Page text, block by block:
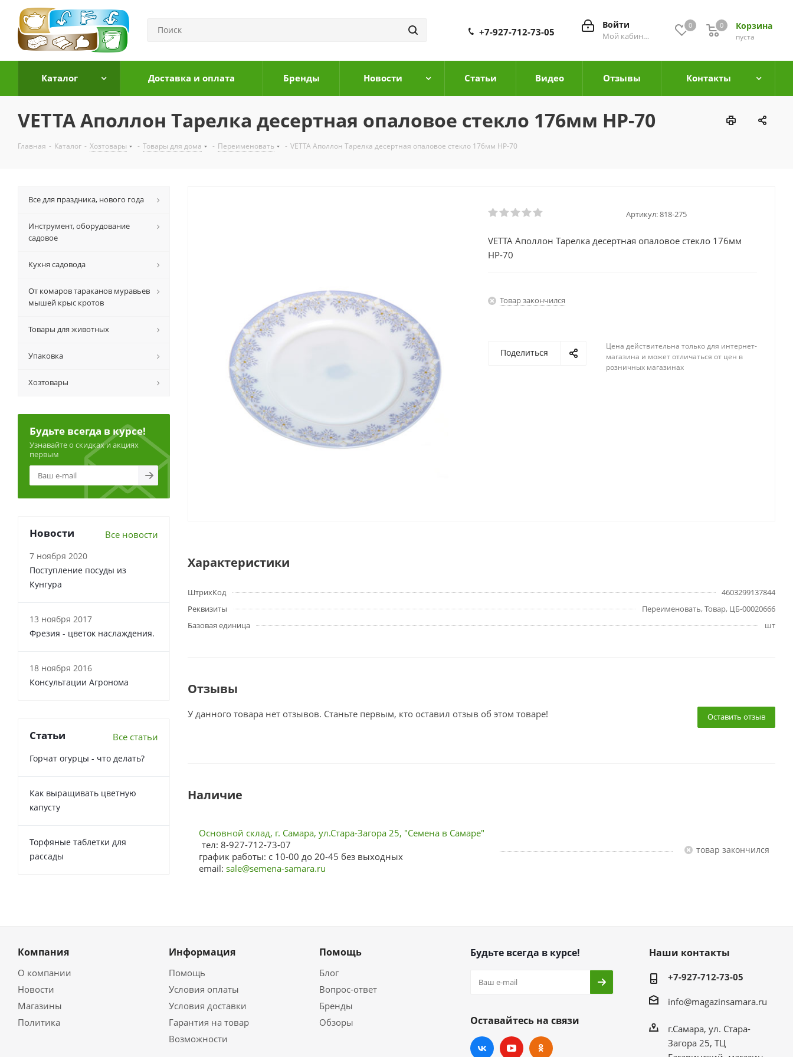
0 Корзина
0
пуста
0
Войти
Мой кабинет
+7-927-712-73-05
Каталог Доставка и оплата Бренды Новости Cтатьи Видео Отзывы Контакты
VETTA Аполлон Тарелка десертная опаловое стекло 176мм HP-70
Главная - Каталог - Хозтовары - Товары для дома - Переименовать - VETTA Аполлон Тарелка десертная опаловое стекло 176мм HP-70
Артикул:818-275
VETTA Аполлон Тарелка десертная опаловое стекло 176мм
HP-70
Товар закончился
Поделиться
Цена действительна только для интернет-
магазина и может отличаться от цен в
розничных магазинах
Характеристики
ШтрихКод
4603299137844
Реквизиты
Переименовать, Товар, ЦБ-00020666
Базовая единица
шт
Отзывы
Оставить отзыв
У данного товара нет отзывов. Станьте первым, кто оставил отзыв об этом товаре!
Наличие
Основной склад, г. Самара, ул.Стара-Загора 25, "Семена в Самаре"
тел: 8-927-712-73-07
график работы: с 10-00 до 20-45 без выходных
email: sale@semena-samara.ru
Товар закончился
Все для праздника, нового года
Инструмент, оборудование
садовое
Кухня садовода
От комаров тараканов муравьев
мышей крыс кротов
Товары для животных
Упаковка
Хозтовары
Будьте всегда в курсе!
Узнавайте о скидках и акциях
первым
Новости Все новости
7 ноября 2020
Поступление посуды из
Кунгура
13 ноября 2017
Фрезия - цветок наслаждения.
18 ноября 2016
Консультации Агронома
Статьи Все статьи
Горчат огурцы - что делать?
Как выращивать цветную
капусту
Торфяные таблетки для
рассады
Компания
О компании
Новости
Магазины
Политика
Информация
Помощь
Условия оплаты
Условия доставки
Гарантия на товар
Возможности
Помощь
Блог
Вопрос-ответ
Бренды
Обзоры
Будьте всегда в курсе!
Оставайтесь на связи
Наши контакты
+7-927-712-73-05
info@magazinsamara.ru
г.Самара, ул. Стара-
Загора 25, ТЦ